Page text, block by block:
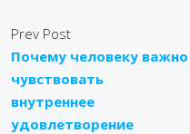
Prev Post
Почему человеку важно
чувствовать
внутреннее
удовлетворение